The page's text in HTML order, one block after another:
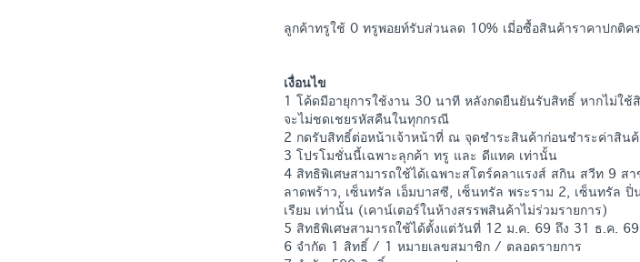
ลูกค้าทรูใช้ 0 ทรูพอยท์รับส่วนลด 10% เมี่อซื้อสินค้าราคาปกติ
เงื่อนไข
1 โค้ดมีอายุการใช้งาน 30 นาที หลังกดยืนยันรับสิทธิ์ หากไม่ใ
จะไม่ชดเชยรหัสคืนในทุกกรณี
2 กดรับสิทธิ์ต่อหน้าเจ้าหน้าที่ ณ จุดชำระสินค้าก่อนชำระค่าสิน
3 โปรโมชั่นนี้เฉพาะลุกค้า ทรู และ ดีแทค เท่านั้น
4 สิทธิพิเศษสามารถใช้ได้เฉพาะสโตร์คลาแรงส์ สกิน สวีท 9
ลาดพร้าว, เซ็นทรัล เอ็มบาสซี, เซ็นทรัล พระราม 2, เซ็นทรัล
เรียม เท่านั้น (เคาน์เตอร์ในห้างสรรพสินค้าไม่ร่วมรายการ)
5 สิทธิพิเศษสามารถใช้ได้ตั้งแต่วันที่ 12 ม.ค. 69 ถึง 31 ธ.ค. 69
6 จำกัด 1 สิทธิ์ / 1 หมายเลขสมาชิก / ตลอดรายการ